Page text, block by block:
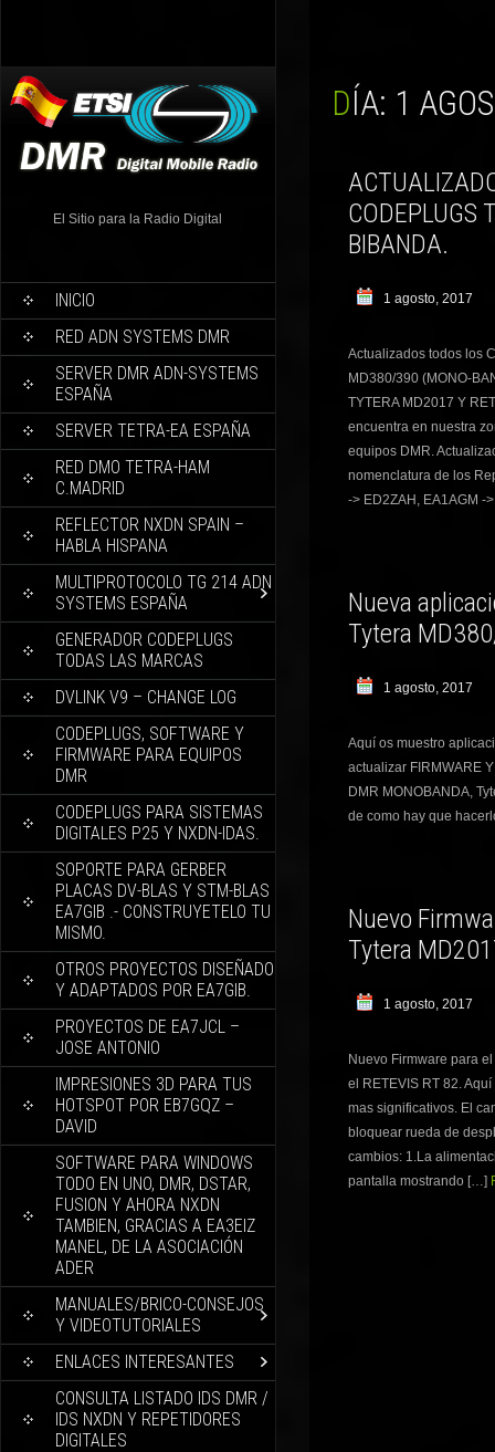
El Sitio para la Radio Digital
INICIO
RED ADN SYSTEMS DMR
SERVER DMR ADN-SYSTEMS
ESPAÑA
SERVER TETRA-EA ESPAÑA
RED DMO TETRA-HAM
C.MADRID
REFLECTOR NXDN SPAIN –
HABLA HISPANA
MULTIPROTOCOLO TG 214 ADN
SYSTEMS ESPAÑA
GENERADOR CODEPLUGS
TODAS LAS MARCAS
DVLINK V9 – CHANGE LOG
CODEPLUGS, SOFTWARE Y
FIRMWARE PARA EQUIPOS
DMR
CODEPLUGS PARA SISTEMAS
DIGITALES P25 Y NXDN-IDAS.
SOPORTE PARA GERBER
PLACAS DV-BLAS Y STM-BLAS
EA7GIB .- CONSTRUYETELO TU
MISMO.
OTROS PROYECTOS DISEÑADO
Y ADAPTADOS POR EA7GIB.
PROYECTOS DE EA7JCL –
JOSE ANTONIO
IMPRESIONES 3D PARA TUS
HOTSPOT POR EB7GQZ –
DAVID
SOFTWARE PARA WINDOWS
TODO EN UNO, DMR, DSTAR,
FUSION Y AHORA NXDN
TAMBIEN, GRACIAS A EA3EIZ
MANEL, DE LA ASOCIACIÓN
ADER
MANUALES/BRICO-CONSEJOS
Y VIDEOTUTORIALES
ENLACES INTERESANTES
CONSULTA LISTADO IDS DMR /
IDS NXDN Y REPETIDORES
DIGITALES
DÍA: 1
CODEPLUGS
BIBANDA.
1 agosto, 2017
Actualizados todos los
MD380/390 (MONO-
TYTERA MD2017 Y
encuentra en nuestra
equipos DMR.
nomenclatura de los
-> ED2ZAH, EA1AGM -
Nueva
Tytera
1 agosto, 2017
Aquí os muestro
actualizar FIRMWARE
DMR MONOBANDA,
de como hay que
Nuevo
Tytera
1 agosto, 2017
Nuevo Firmware para
el RETEVIS RT 82.
mas significativos. El
bloquear rueda de
cambios: 1.La
pantalla mostrando […]